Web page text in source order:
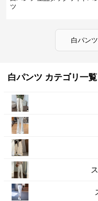
ツ
白パンツ
白パンツ カテゴリ一覧